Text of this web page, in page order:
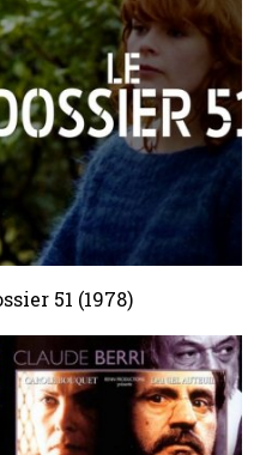
51 (1978)